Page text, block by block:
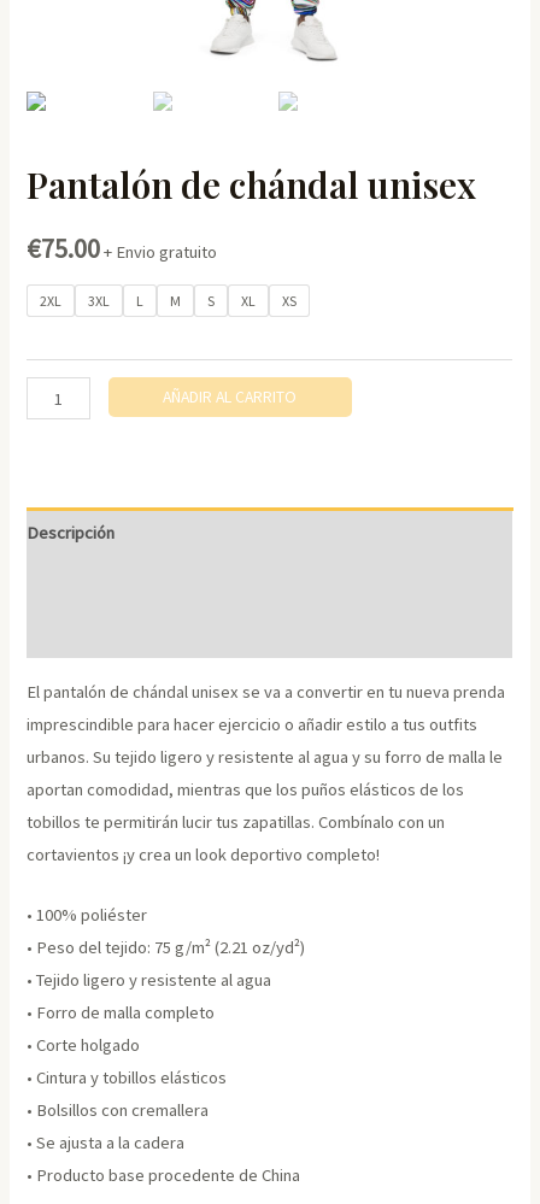
Pantalón de chándal unisex
€75.00+ Envio gratuito
2XL 3XL L M S XL XS
Pantalón
de
cantidad
AÑADIR AL CARRITO
Descripción
El pantalón de chándal unisex se va a convertir en tu nueva prenda
imprescindible para hacer ejercicio o añadir estilo a tus outfits
urbanos. Su tejido ligero y resistente al agua y su forro de malla le
aportan comodidad, mientras que los puños elásticos de los
tobillos te permitirán lucir tus zapatillas. Combínalo con un
cortavientos ¡y crea un look deportivo completo!
• 100% poliéster
• Peso del tejido: 75 g/m² (2.21 oz/yd²)
• Tejido ligero y resistente al agua
• Forro de malla completo
• Corte holgado
• Cintura y tobillos elásticos
• Bolsillos con cremallera
• Se ajusta a la cadera
• Producto base procedente de China